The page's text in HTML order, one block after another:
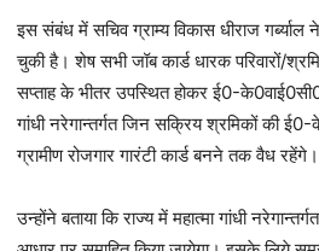
इस संबंध में सचिव ग्राम्य विकास धीराज
चुकी है। शेष सभी जॉब कार्ड धारक परिवारों/
सप्ताह के भीतर उपस्थित होकर ई0-
गांधी नरेगान्तर्गत जिन सक्रिय श्रमिकों की
ग्रामीण रोजगार गारंटी कार्ड बनने तक वैध रहेंगे।
उन्होंने बताया कि राज्य में महात्मा गांधी